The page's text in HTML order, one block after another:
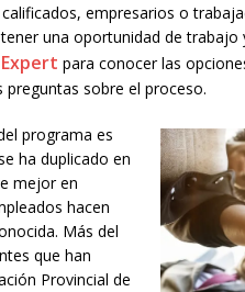
empresarios o
una oportunidad de trabajo
para conocer las
preguntas sobre el proceso.
programa es
ha duplicado en
mejor en
hacen
Más del
que han
Provincial de